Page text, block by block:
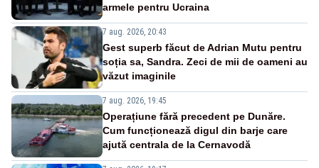
armele pentru Ucraina
7 aug. 2026, 20:43
Gest superb făcut de Adrian Mutu pentru
soția sa, Sandra. Zeci de mii de oameni au
văzut imaginile
7 aug. 2026, 19:45
Operațiune fără precedent pe Dunăre.
Cum funcționează digul din barje care
ajută centrala de la Cernavodă